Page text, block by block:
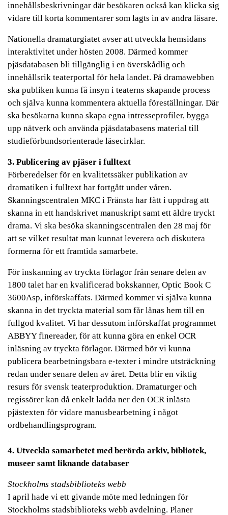
innehållsbeskrivningar där besökaren också kan klicka sig
vidare till korta kommentarer som lagts in av andra läsare.
Nationella dramaturgiatet avser att utveckla hemsidans
interaktivitet under hösten 2008. Därmed kommer
pjäsdatabasen bli tillgänglig i en överskådlig och
innehållsrik teaterportal för hela landet. På dramawebben
ska publiken kunna få insyn i teaterns skapande process
och själva kunna kommentera aktuella föreställningar. Där
ska besökarna kunna skapa egna intresseprofiler, bygga
upp nätverk och använda pjäsdatabasens material till
studieförbundsorienterade läsecirklar.
3. Publicering av pjäser i fulltext
Förberedelser för en kvalitetssäker publikation av
dramatiken i fulltext har fortgått under våren.
Skanningscentralen MKC i Fränsta har fått i uppdrag att
skanna in ett handskrivet manuskript samt ett äldre tryckt
drama. Vi ska besöka skanningscentralen den 28 maj för
att se vilket resultat man kunnat leverera och diskutera
formerna för ett framtida samarbete.
För inskanning av tryckta förlagor från senare delen av
1800 talet har en kvalificerad bokskanner, Optic Book C
3600Asp, införskaffats. Därmed kommer vi själva kunna
skanna in det tryckta material som får lånas hem till en
fullgod kvalitet. Vi har dessutom införskaffat programmet
ABBYY finereader, för att kunna göra en enkel OCR
inläsning av tryckta förlagor. Därmed bör vi kunna
publicera bearbetningsbara e-texter i mindre utsträckning
redan under senare delen av året. Detta blir en viktig
resurs för svensk teaterproduktion. Dramaturger och
regissörer kan då enkelt ladda ner den OCR inlästa
pjästexten för vidare manusbearbetning i något
ordbehandlingsprogram.
4. Utveckla samarbetet med berörda arkiv, bibliotek,
museer samt liknande databaser
Stockholms stadsbiblioteks webb
I april hade vi ett givande möte med ledningen för
Stockholms stadsbiblioteks webb avdelning. Planer